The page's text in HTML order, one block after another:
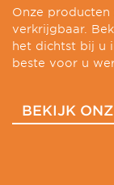
Onze
verkrijgbaar.
het dichtst bij u
beste voor u
BEKIJK